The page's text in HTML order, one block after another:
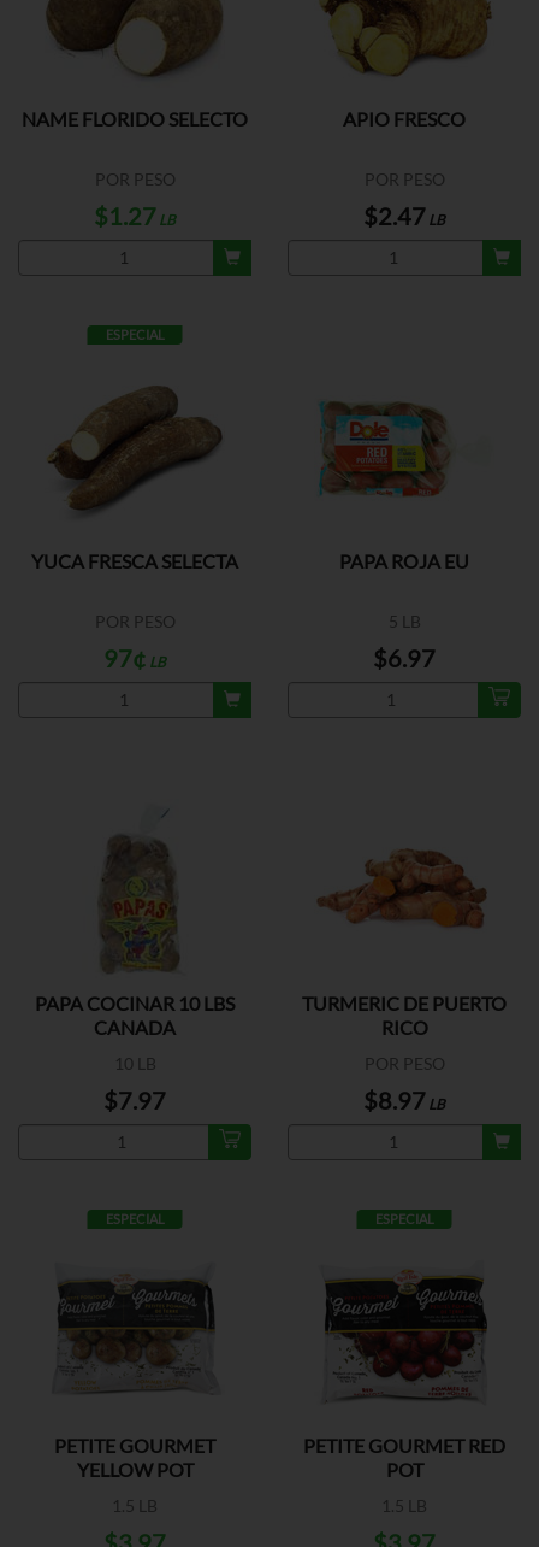
NAME FLORIDO SELECTO
POR PESO
$1.27 LB
APIO FRESCO
POR PESO
$2.47 LB
ESPECIAL
YUCA FRESCA SELECTA
POR PESO
97¢ LB
PAPA ROJA EU
5 LB
$6.97
PAPA COCINAR 10 LBS
CANADA
10 LB
$7.97
TURMERIC DE PUERTO
RICO
POR PESO
$8.97 LB
ESPECIAL
PETITE GOURMET
YELLOW POT
1.5 LB
ESPECIAL
PETITE GOURMET RED
POT
1.5 LB